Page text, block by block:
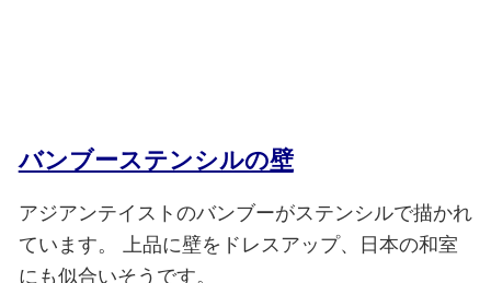
バンブーステンシルの壁
アジアンテイストのバンブーがステンシルで描かれ
ています。
上品に壁をドレスアップ、日本の和室
にも似合いそうです。